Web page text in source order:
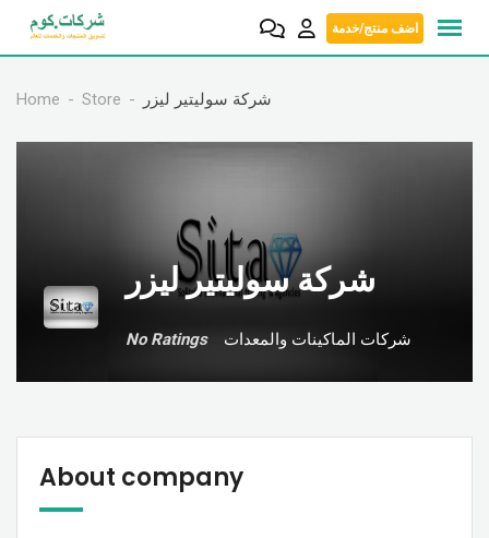
اضف منتج/خدمة
Home Store شركة سوليتير ليزر
شركة سوليتير ليزر
No Ratings شركات الماكينات والمعدات
About company